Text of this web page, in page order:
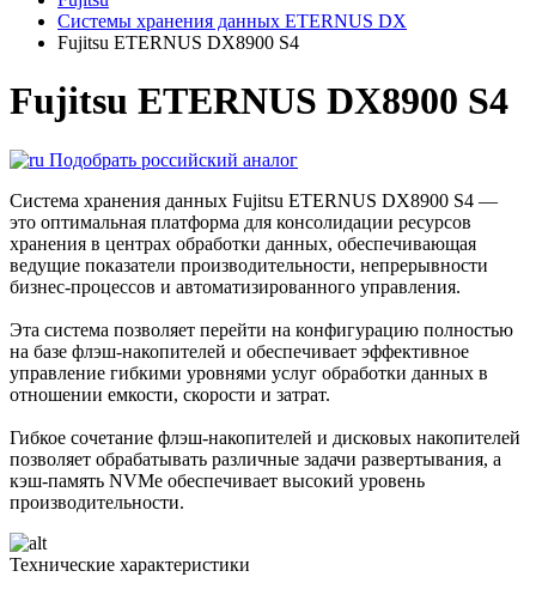
Системы хранения данных ETERNUS DX
Fujitsu ETERNUS DX8900 S4
Fujitsu ETERNUS DX8900 S4
Подобрать российский аналог
Система хранения данных Fujitsu ETERNUS DX8900 S4 —
это оптимальная платформа для консолидации ресурсов
хранения в центрах обработки данных, обеспечивающая
ведущие показатели производительности, непрерывности
бизнес-процессов и автоматизированного управления.
Эта система позволяет перейти на конфигурацию полностью
на базе флэш-накопителей и обеспечивает эффективное
управление гибкими уровнями услуг обработки данных в
отношении емкости, скорости и затрат.
Гибкое сочетание флэш-накопителей и дисковых накопителей
позволяет обрабатывать различные задачи развертывания, а
кэш-память NVMe обеспечивает высокий уровень
производительности.
Технические характеристики